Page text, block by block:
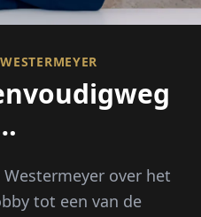
over het
tot een van de